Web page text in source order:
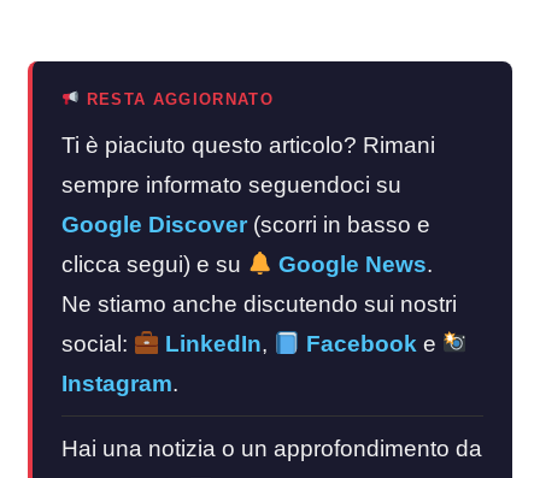
RESTA AGGIORNATO
Ti è piaciuto questo articolo? Rimani
sempre informato seguendoci su
Google Discover (scorri in basso e
clicca segui) e su
Google News.
Ne stiamo anche discutendo sui nostri
social:
LinkedIn, Facebook e
Instagram.
Hai una notizia o un approfondimento da